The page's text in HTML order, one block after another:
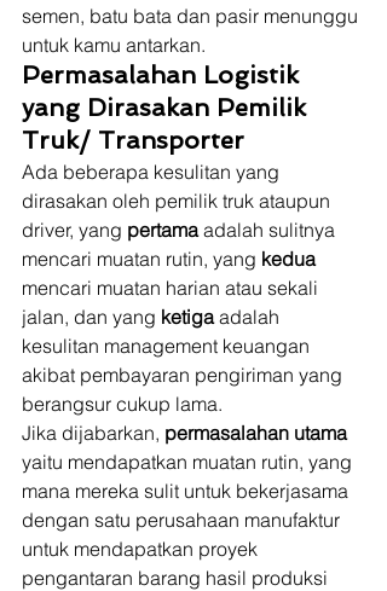
semen, batu bata dan pasir menunggu
untuk kamu antarkan.
Permasalahan Logistik
yang Dirasakan Pemilik
Truk/ Transporter
Ada beberapa kesulitan yang
dirasakan oleh pemilik truk ataupun
driver, yang pertama adalah sulitnya
mencari muatan rutin, yang kedua
mencari muatan harian atau sekali
jalan, dan yang ketiga adalah
kesulitan management keuangan
akibat pembayaran pengiriman yang
berangsur cukup lama.
Jika dijabarkan, permasalahan utama
yaitu mendapatkan muatan rutin, yang
mana mereka sulit untuk bekerjasama
dengan satu perusahaan manufaktur
untuk mendapatkan proyek
pengantaran barang hasil produksi